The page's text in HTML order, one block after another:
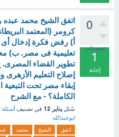
0
تصويتات
1
إجابة
اتفق الشيخ محمد عبده
كرومر (المعتمد
أ) رفض فكرة إدخال
تعليمية فى مصر. ب)
تطوير القضاء المصرى.
إصلاح التعليم الأزهرى
إبقاء مصر تحت التبعية
الكاملة؟ - مع الشرح
سُئل يناير 12 في تصنيف أسئلة
ابوعبدالله
اتفق الشيخ محمد